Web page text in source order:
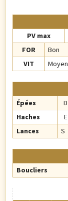
PV max
FOR
Bon
VIT
Moyen
Épées
D
Haches
E
Lances
S
Boucliers